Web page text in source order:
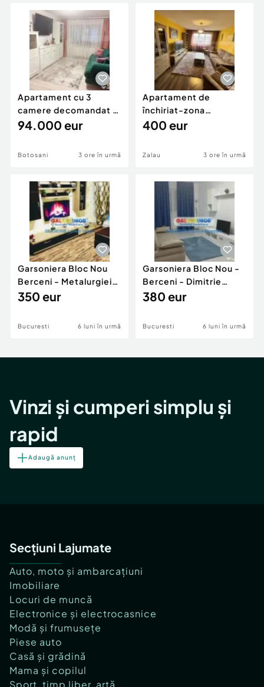
Servicii
Animale de companie
Afaceri și echipamente profesionale
Inchiriere Bunuri si Vehicule
Utilaje agricole si industriale
Piese auto si accesorii
Dacia Duster
Apartament cu 3
camere decomandat -
renovat - Bucovina -
94.000 eur
Botosani 3 ore în urmă
Apartament de
închiriat-zona
ultracentrală
400 eur
Zalau 3 ore în urmă
Garsoniera Bloc Nou
Berceni - Metalurgiei
Park - Postalionul
350 eur
Bucuresti 6 luni în urmă
Garsoniera Bloc Nou -
Berceni - Dimitrie
Leonida
380 eur
Bucuresti 6 luni în urmă
Vinzi și cumperi simplu și
rapid
Adaugă anunț
Secțiuni Lajumate
Auto, moto și ambarcațiuni
Imobiliare
Locuri de muncă
Electronice și electrocasnice
Modă și frumusețe
Piese auto
Casă și grădină
Mama și copilul
Sport, timp liber, artă